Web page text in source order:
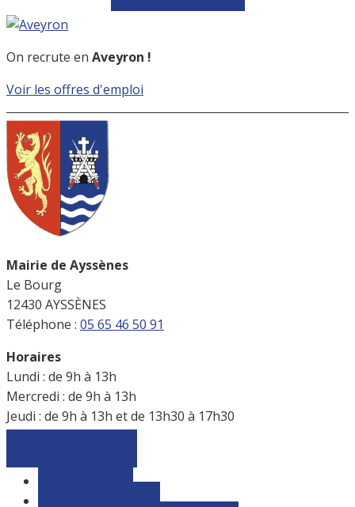
On recrute en Aveyron !
Voir les offres d'emploi
Mairie de Ayssènes
Le Bourg
12430 AYSSÈNES
Téléphone : 05 65 46 50 91
Horaires
Lundi : de 9h à 13h
Mercredi : de 9h à 13h
Jeudi : de 9h à 13h et de 13h30 à 17h30